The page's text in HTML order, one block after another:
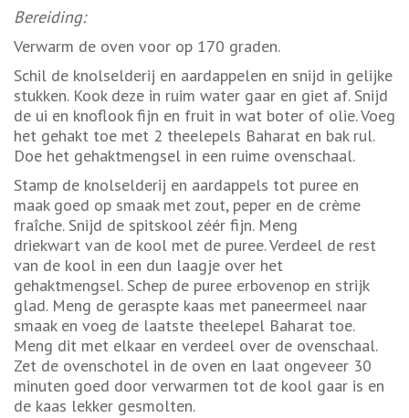
Bereiding:
Verwarm de oven voor op 170 graden.
Schil de knolselderij en aardappelen en snijd in gelijke
stukken. Kook deze in ruim water gaar en giet af. Snijd
de ui en knoflook fijn en fruit in wat boter of olie. Voeg
het gehakt toe met 2 theelepels Baharat en bak rul.
Doe het gehaktmengsel in een ruime ovenschaal.
Stamp de knolselderij en aardappels tot puree en
maak goed op smaak met zout, peper en de crème
fraîche. Snijd de spitskool zéér fijn. Meng
driekwart van de kool met de puree. Verdeel de rest
van de kool in een dun laagje over het
gehaktmengsel. Schep de puree erbovenop en strijk
glad. Meng de geraspte kaas met paneermeel naar
smaak en voeg de laatste theelepel Baharat toe.
Meng dit met elkaar en verdeel over de ovenschaal.
Zet de ovenschotel in de oven en laat ongeveer 30
minuten goed door verwarmen tot de kool gaar is en
de kaas lekker gesmolten.